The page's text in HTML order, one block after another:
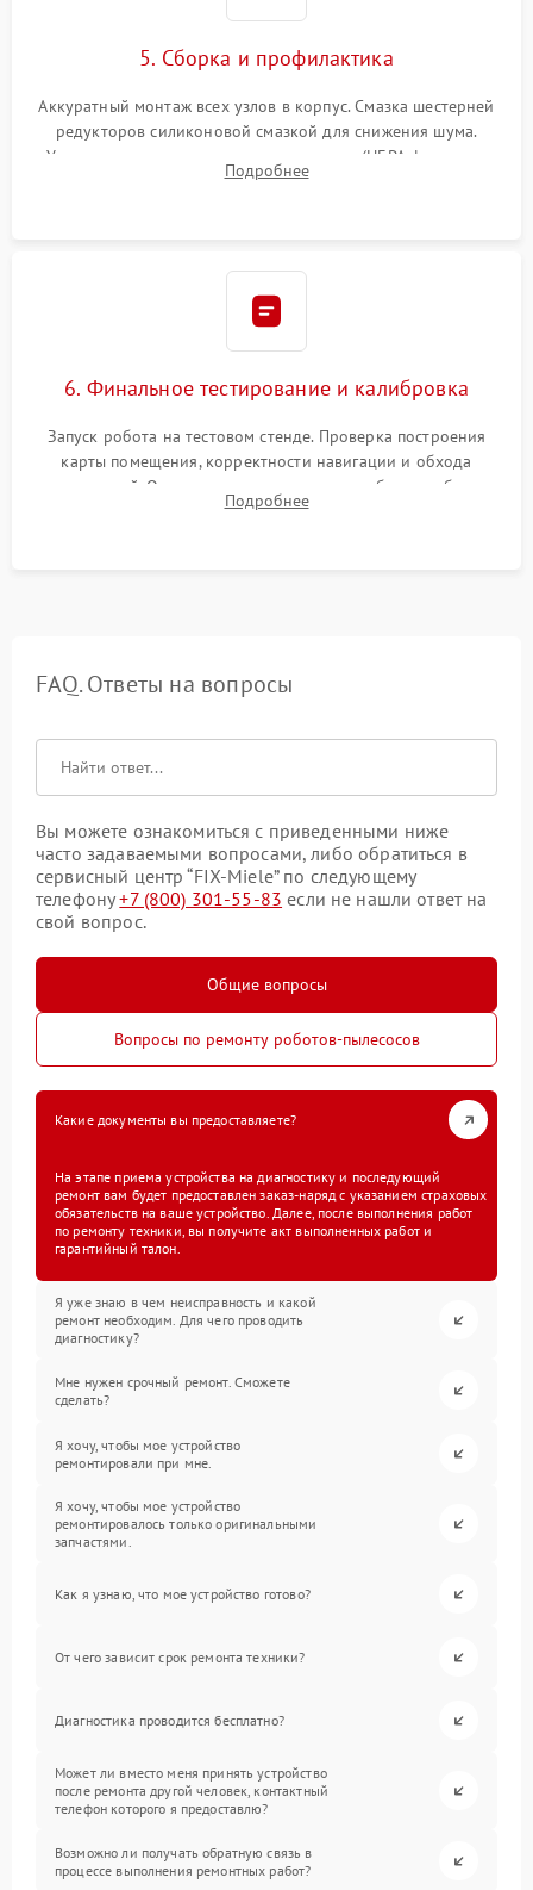
5. Сборка и профилактика
Аккуратный монтаж всех узлов в корпус. Смазка шестерней
редукторов силиконовой смазкой для снижения шума.
Установка новых расходных материалов (HEPA-фильтров,
микрофибры, щеток). Надежная фиксация разъемов и
Подробнее
6. Финальное тестирование и калибровка
Запуск робота на тестовом стенде. Проверка построения
карты помещения, корректности навигации и обхода
препятствий. Оценка силы всасывания и работы турбины.
Тестирование автоматического возврата на док-станцию и
Подробнее
FAQ. Ответы на вопросы
Вы можете ознакомиться с приведенными ниже
часто задаваемыми вопросами, либо обратиться в
сервисный центр “FIX-Miele” по следующему
телефону+7 (800) 301-55-83 если не нашли ответ на
свой вопрос.
Общие вопросы
Вопросы по ремонту роботов-пылесосов
Какие документы вы предоставляете?
На этапе приема устройства на диагностику и последующий
ремонт вам будет предоставлен заказ-наряд с указанием страховых
обязательств на ваше устройство. Далее, после выполнения работ
по ремонту техники, вы получите акт выполненных работ и
гарантийный талон.
Я уже знаю в чем неисправность и какой
ремонт необходим. Для чего проводить
диагностику?
Мне нужен срочный ремонт. Сможете
сделать?
Я хочу, чтобы мое устройство
ремонтировали при мне.
Я хочу, чтобы мое устройство
ремонтировалось только оригинальными
запчастями.
Как я узнаю, что мое устройство готово?
От чего зависит срок ремонта техники?
Диагностика проводится бесплатно?
Может ли вместо меня принять устройство
после ремонта другой человек, контактный
телефон которого я предоставлю?
Возможно ли получать обратную связь в
процессе выполнения ремонтных работ?